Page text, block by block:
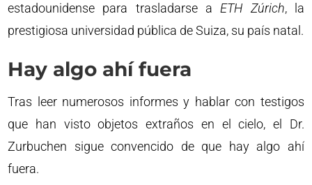
estadounidense para trasladarse a ETH Zúrich, la
prestigiosa universidad pública de Suiza, su país natal.
Hay algo ahí fuera
Tras leer numerosos informes y hablar con testigos
que han visto objetos extraños en el cielo, el Dr.
Zurbuchen sigue convencido de que hay algo ahí
fuera.